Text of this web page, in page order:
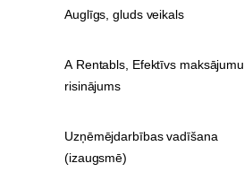
Auglīgs, gluds veikals
A Rentabls, Efektīvs maksājumu
risinājums
Uzņēmējdarbības vadīšana
(izaugsmē)